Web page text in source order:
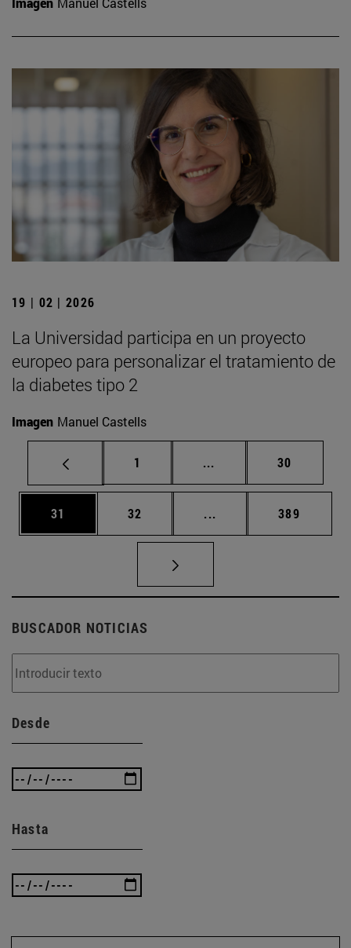
19 | 02 | 2026
La Universidad participa en un proyecto
europeo para personalizar el tratamiento de
la diabetes tipo 2
Imagen Manuel Castells
Página
1 ... Páginas intermedias
Página
30
Página
31 Página
32 ... Páginas intermedias
Página
389
BUSCADOR NOTICIAS
Desde
Hasta